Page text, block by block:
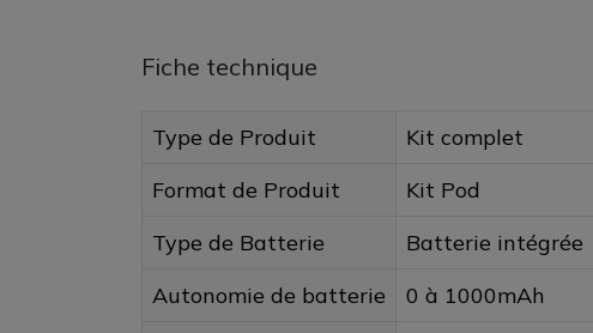
Fiche technique
Type de Produit
Kit complet
Format de Produit
Kit Pod
Type de Batterie
Batterie intégrée
Autonomie de batterie
0 à 1000mAh